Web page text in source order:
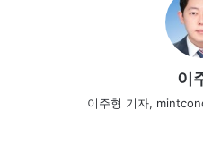
이
이주형 기자,